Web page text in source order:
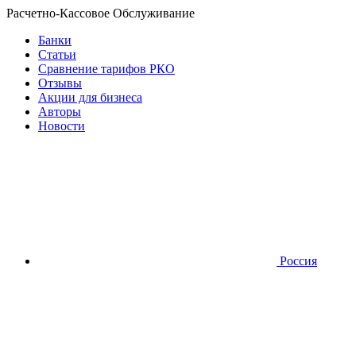
Расчетно-Кассовое Обслуживание
Банки
Статьи
Сравнение тарифов РКО
Отзывы
Акции для бизнеса
Авторы
Новости
Россия